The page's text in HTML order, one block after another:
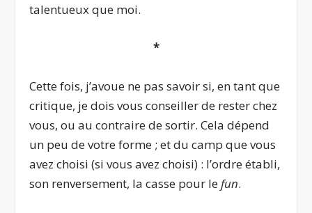
talentueux que moi.
*
Cette fois, j’avoue ne pas savoir si, en tant que
critique, je dois vous conseiller de rester chez
vous, ou au contraire de sortir. Cela dépend
un peu de votre forme ; et du camp que vous
avez choisi (si vous avez choisi) : l’ordre établi,
son renversement, la casse pour lefun.